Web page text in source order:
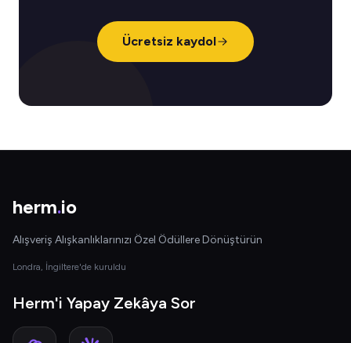
Ücretsiz kaydol
herm.io
Alışveriş Alışkanlıklarınızı Özel Ödüllere Dönüştürün
Londra, İngiltere'de kuruldu
Herm'i Yapay Zekâya Sor